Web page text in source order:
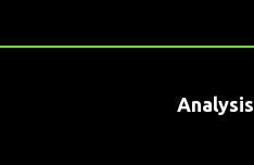
Analysis